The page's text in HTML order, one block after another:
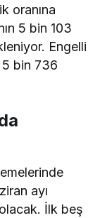
oranına
5 bin 103
Engelli
5 bin 736
ayı
İlk beş